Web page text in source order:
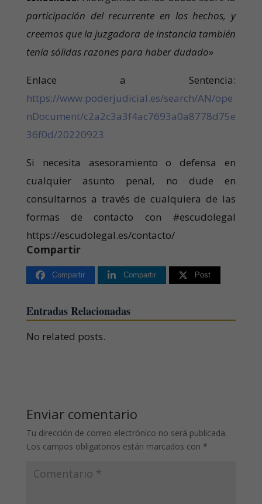
participación del recurrente en los hechos, y
creemos que la juzgadora de instancia también
tenía sólidas razones para haber dudado»
Enlace a Sentencia:
https://www.poderjudicial.es/search/AN/ope
nDocument/c2a2c3a3f4ac7693a0a8778d75e
36f0d/20220923
Si necesita asesoramiento o defensa en
cualquier asunto penal, no dude en
consultarnos a través de cualquiera de las
formas de contacto con #escudolegal
https://escudolegal.es/contacto/
Compartir
Compartir Compartir Post
Entradas Relacionadas
No related posts.
Enviar comentario
Tu dirección de correo electrónico no será publicada.
Los campos obligatorios están marcados con *